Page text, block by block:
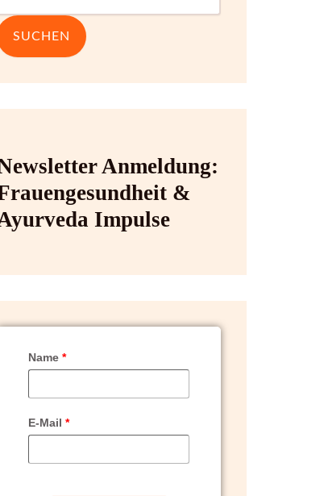
SUCHEN
Anmeldung:
&
Impulse
Name *
E-Mail *